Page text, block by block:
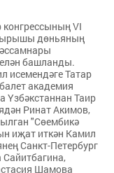
конгрессының VI
дөньяның
башланды.
исемендәге Татар
академия
Үзбәкстаннан Таир
Ринат Акимов,
"Сөембикә
иҗат иткән Камил
Санкт-Петербург
Сайитбагина,
Шамова